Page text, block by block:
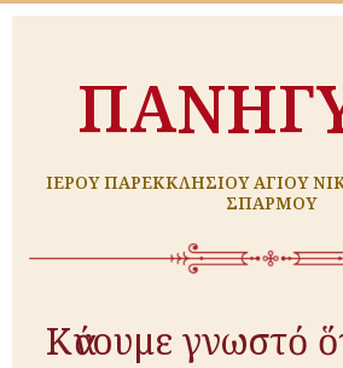
ΙΕΡΟΥ ΠΑΡΕΚΚΛΗΣΙΟΥ ΑΓΙΟΥ
ΣΠΑΡΜΟΥ
Κά­νου­με γνω­στό